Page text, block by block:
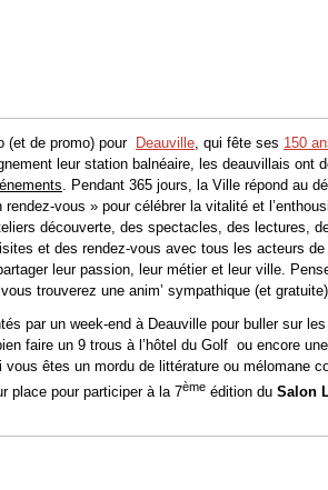
(et de promo) pour Deauville , qui fête ses 150
leur station balnéaire, les deauvillais ont
. Pendant 365 jours, la Ville répond au
rendez-vous » pour célébrer la vitalité et
découverte, des spectacles, des lectures,
et des rendez-vous avec tous les acteurs de
leur passion, leur métier et leur ville.
trouverez une anim’ sympathique (et
par un week-end à Deauville pour buller sur
faire un 9 trous à l’hôtel du Golf ou encore
vous êtes un mordu de littérature ou mélomane
place pour participer à la 7ème édition du Salon